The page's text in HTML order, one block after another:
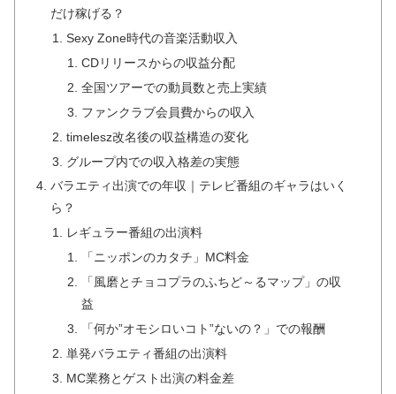
だけ稼げる？
Sexy Zone時代の音楽活動収入
CDリリースからの収益分配
全国ツアーでの動員数と売上実績
ファンクラブ会員費からの収入
timelesz改名後の収益構造の変化
グループ内での収入格差の実態
バラエティ出演での年収｜テレビ番組のギャラはいく
ら？
レギュラー番組の出演料
「ニッポンのカタチ」MC料金
「風磨とチョコプラのふちど～るマップ」の収
益
「何か”オモシロいコト”ないの？」での報酬
単発バラエティ番組の出演料
MC業務とゲスト出演の料金差